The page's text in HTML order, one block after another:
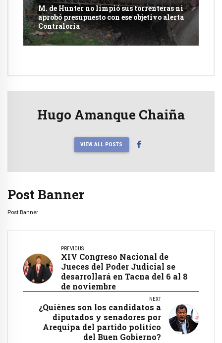
M. de Hunter no limpió sus torrenteras ni
aprobó presupuesto con ese objetivo alerta
Contraloría
Hugo Amanque Chaiña
VIEW ALL POSTS
Post Banner
Post Banner
PREVIOUS
XIV Congreso Nacional de
Jueces del Poder Judicial se
desarrollará en Tacna del 6 al 8
de noviembre
NEXT
¿Quiénes son los candidatos a
diputados y senadores por
Arequipa del partido político
del Buen Gobierno?